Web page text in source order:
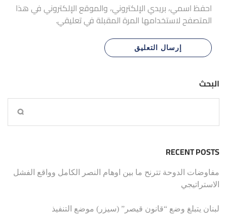
احفظ اسمي، بريدي الإلكتروني، والموقع الإلكتروني في هذا
المتصفح لاستخدامها المرة المقبلة في تعليقي.
البحث
RECENT POSTS
مفاوضات الدوحة تترنح ما بين اوهام النصر الكامل وواقع الفشل
الاستراتيجي
لبنان يتبلغ وضع “قانون قيصر” (سيزر) موضع التنفيذ